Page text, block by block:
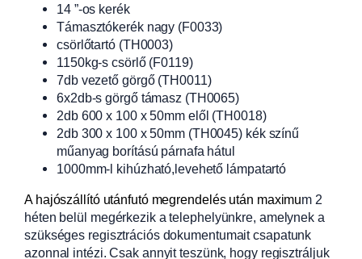
14 ”-os kerék
Támasztókerék nagy (F0033)
csörlőtartó (TH0003)
1150kg-s csörlő (F0119)
7db vezető görgő (TH0011)
6x2db-s görgő támasz (TH0065)
2db 600 x 100 x 50mm elől (TH0018)
2db 300 x 100 x 50mm (TH0045) kék színű
műanyag borítású párnafa hátul
1000mm-l kihúzható,levehető lámpatartó
A hajószállító utánfutó megrendelés után maximum 2
héten belül megérkezik a telephelyünkre, amelynek a
szükséges regisztrációs dokumentumait csapatunk
azonnal intézi. Csak annyit teszünk, hogy regisztráljuk